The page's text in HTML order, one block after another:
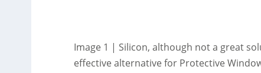
Image 1 | Silicon, although not a great
effective alternative for Protective